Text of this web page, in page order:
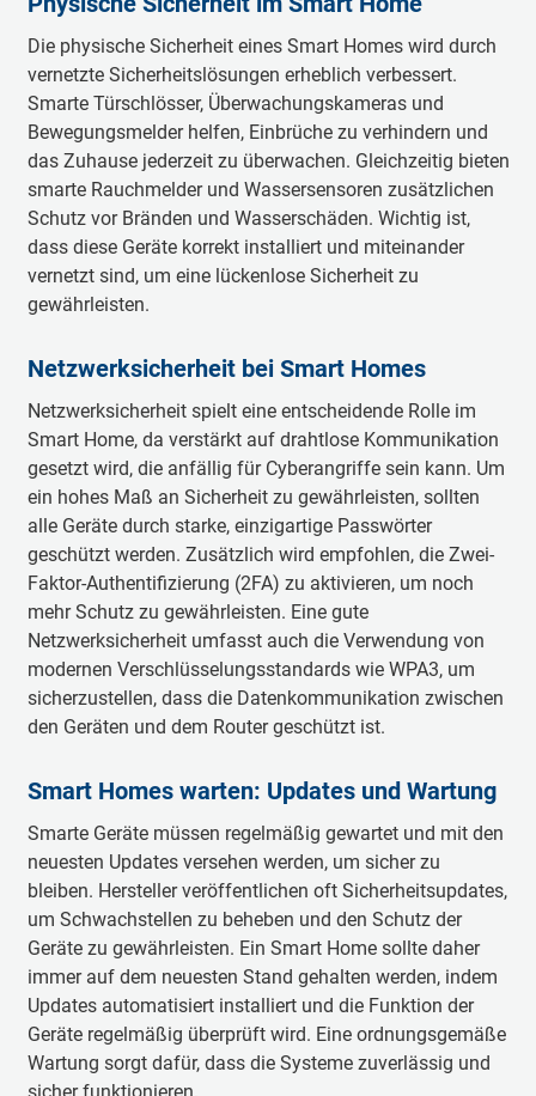
Die physische Sicherheit eines Smart Homes wird durch
vernetzte Sicherheitslösungen erheblich verbessert.
Smarte Türschlösser, Überwachungskameras und
Bewegungsmelder helfen, Einbrüche zu verhindern und
das Zuhause jederzeit zu überwachen. Gleichzeitig bieten
smarte Rauchmelder und Wassersensoren zusätzlichen
Schutz vor Bränden und Wasserschäden. Wichtig ist,
dass diese Geräte korrekt installiert und miteinander
vernetzt sind, um eine lückenlose Sicherheit zu
gewährleisten.
Netzwerksicherheit bei Smart Homes
Netzwerksicherheit spielt eine entscheidende Rolle im
Smart Home, da verstärkt auf drahtlose Kommunikation
gesetzt wird, die anfällig für Cyberangriffe sein kann. Um
ein hohes Maß an Sicherheit zu gewährleisten, sollten
alle Geräte durch starke, einzigartige Passwörter
geschützt werden. Zusätzlich wird empfohlen, die Zwei-
Faktor-Authentifizierung (2FA) zu aktivieren, um noch
mehr Schutz zu gewährleisten. Eine gute
Netzwerksicherheit umfasst auch die Verwendung von
modernen Verschlüsselungsstandards wie WPA3, um
sicherzustellen, dass die Datenkommunikation zwischen
den Geräten und dem Router geschützt ist.
Smart Homes warten: Updates und Wartung
Smarte Geräte müssen regelmäßig gewartet und mit den
neuesten Updates versehen werden, um sicher zu
bleiben. Hersteller veröffentlichen oft Sicherheitsupdates,
um Schwachstellen zu beheben und den Schutz der
Geräte zu gewährleisten. Ein Smart Home sollte daher
immer auf dem neuesten Stand gehalten werden, indem
Updates automatisiert installiert und die Funktion der
Geräte regelmäßig überprüft wird. Eine ordnungsgemäße
Wartung sorgt dafür, dass die Systeme zuverlässig und
sicher funktionieren.